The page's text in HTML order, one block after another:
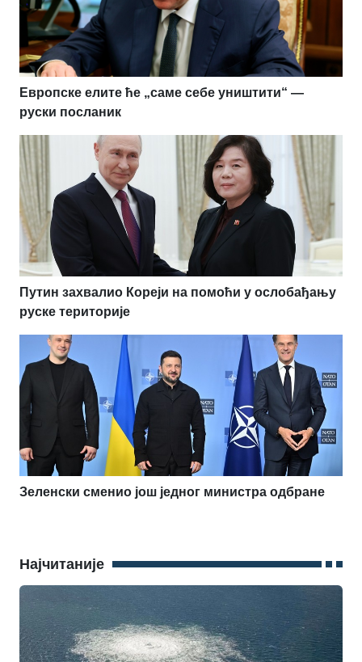
Европске елите ће „саме себе уништити“ —
руски посланик
Путин захвалио Кореји на помоћи у ослобађању
руске територије
Зеленски сменио још једног министра одбране
Најчитаније